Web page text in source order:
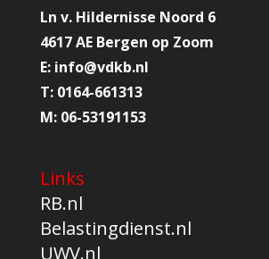
Ln v. Hildernisse Noord 6
4617 AE Bergen op Zoom
E: info@vdkb.nl
T: 0164-661313
M: 06-53191153
Links
RB.nl
Belastingdienst.nl
UWV.nl